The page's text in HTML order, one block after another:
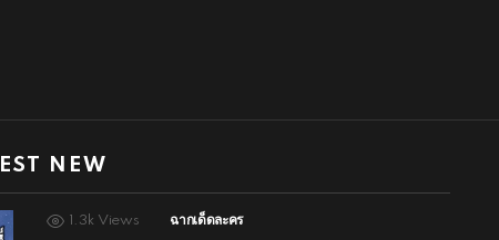
NEW
1.3k Views ฉากเด็ดละคร